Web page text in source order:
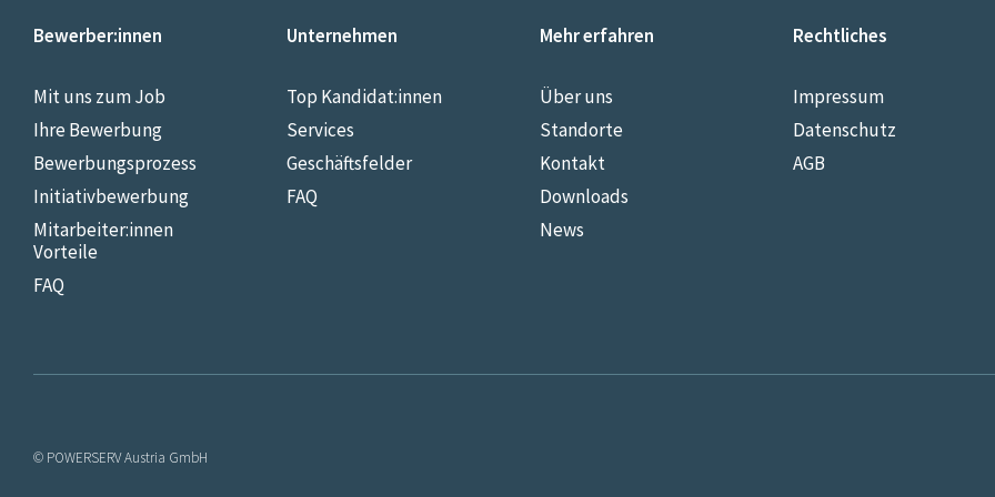
Bewerber:innen
Mit uns zum Job
Ihre Bewerbung
Bewerbungsprozess
Initiativbewerbung
Mitarbeiter:innen
Vorteile
FAQ
Unternehmen
Top Kandidat:innen
Services
Geschäftsfelder
FAQ
Mehr erfahren
Über uns
Standorte
Kontakt
Downloads
News
Rechtliches
Impressum
Datenschutz
AGB
© POWERSERV Austria GmbH